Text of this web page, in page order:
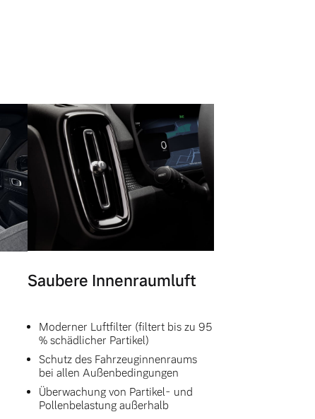
Saubere Innenraumluft
Moderner Luftfilter (filtert bis zu 95
% schädlicher Partikel)
Schutz des Fahrzeuginnenraums
bei allen Außenbedingungen
Überwachung von Partikel- und
Pollenbelastung außerhalb